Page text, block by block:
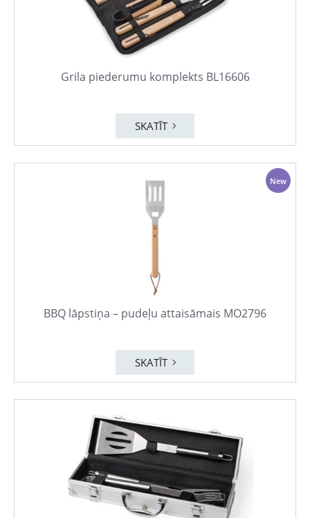
Grila piederumu komplekts BL16606
SKATĪT
New
BBQ lāpstiņa – pudeļu attaisāmais MO2796
SKATĪT